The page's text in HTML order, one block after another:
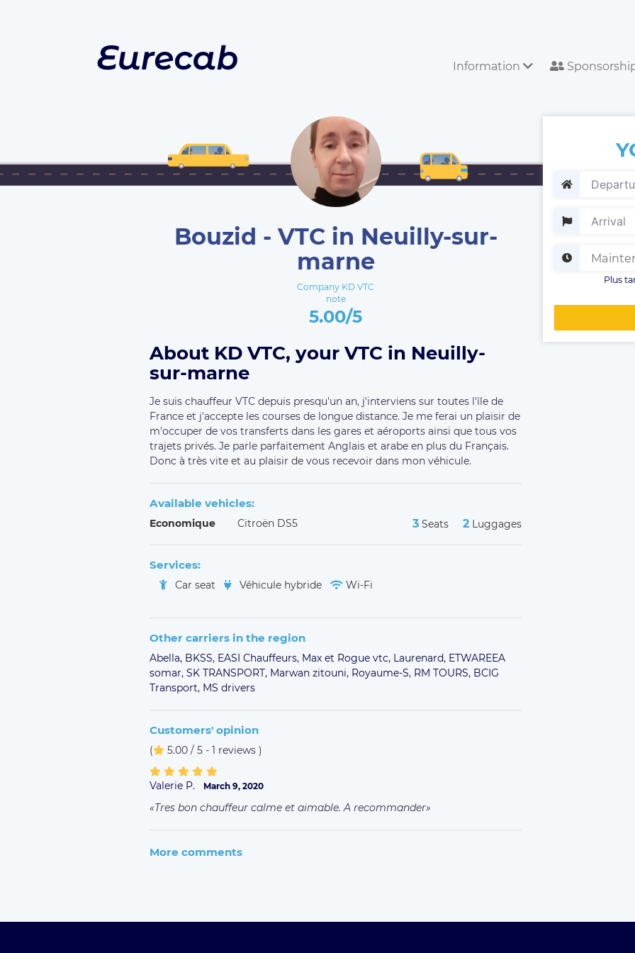
Information
Bouzid - VTC in Neuilly-sur-
marne
Company KD VTC
note
5.00/5
Plus
About KD VTC, your VTC in Neuilly-
sur-marne
Je suis chauffeur VTC depuis presqu'un an, j'interviens sur toutes l'île de
France et j'accepte les courses de longue distance. Je me ferai un plaisir de
m'occuper de vos transferts dans les gares et aéroports ainsi que tous vos
trajets privés. Je parle parfaitement Anglais et arabe en plus du Français.
Donc à très vite et au plaisir de vous recevoir dans mon véhicule.
Available vehicles:
Economique Citroën DS5 3 Seats 2 Luggages
Services:
Car seat Véhicule hybride Wi-Fi
Other carriers in the region
Abella, BKSS, EASI Chauffeurs, Max et Rogue vtc, Laurenard, ETWAREEA
somar, SK TRANSPORT, Marwan zitouni, Royaume-S, RM TOURS, BCIG
Transport, MS drivers
Customers' opinion
( 5.00 / 5 - 1 reviews )
Valerie P. March 9, 2020
Tres bon chauffeur calme et aimable. A recommander
More comments